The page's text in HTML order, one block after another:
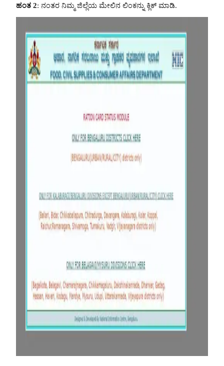
ಹಂತ 2: ನಂತರ ನಿಮ್ಮ ಜಿಲ್ಲೆಯ ಮೇಲಿನ ಲಿಂಕನ್ನು ಕ್ಲಿಕ್ ಮಾಡಿ.